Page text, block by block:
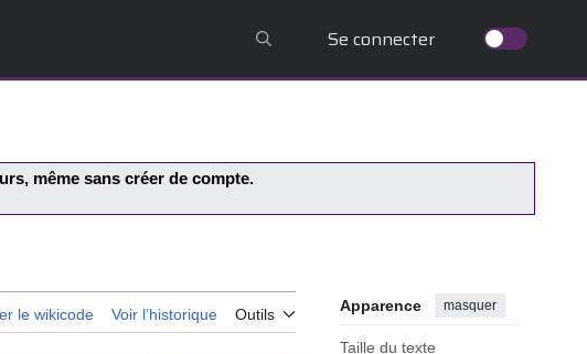
Se connecter
même sans créer de compte.
le wikicode Voir l’historique Outils Apparence masquer
Taille du texte